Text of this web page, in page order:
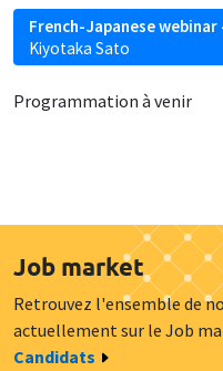
French-Japanese
Kiyotaka Sato
Programmation à venir
Job market
Retrouvez l'ensemble de
actuellement sur le Job
Candidats